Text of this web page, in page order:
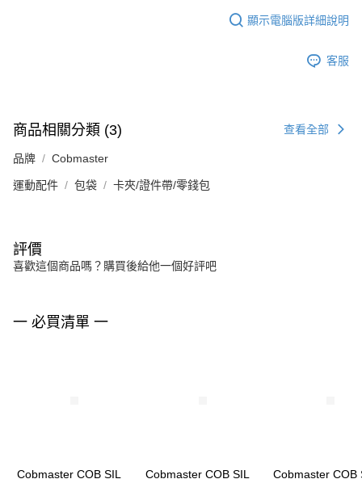
顯示電腦版詳細說明
客服
商品相關分類 (3) 查看全部
品牌 Cobmaster
運動配件 包袋 卡夾/證件帶/零錢包
評價
喜歡這個商品嗎？購買後給他一個好評吧
一 必買清單 一
Cobmaster COB SIL Cobmaster COB SIL Cobmaster COB